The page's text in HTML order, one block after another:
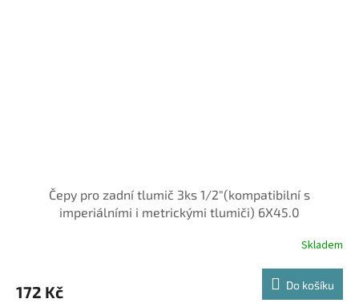
Čepy pro zadní tlumič 3ks 1/2"(kompatibilní s
imperiálními i metrickými tlumiči) 6X45.0
Skladem
172 Kč Do košíku